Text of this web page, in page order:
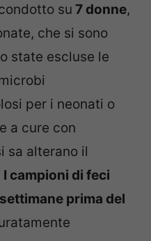
su 7 donne,
che si sono
state escluse le
per i neonati o
a cure con
sa alterano il
I campioni di feci
prima del